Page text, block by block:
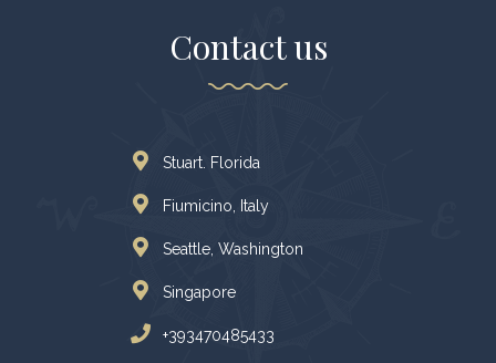
Contact us
Stuart. Florida
Fiumicino, Italy
Seattle, Washington
Singapore
+393470485433